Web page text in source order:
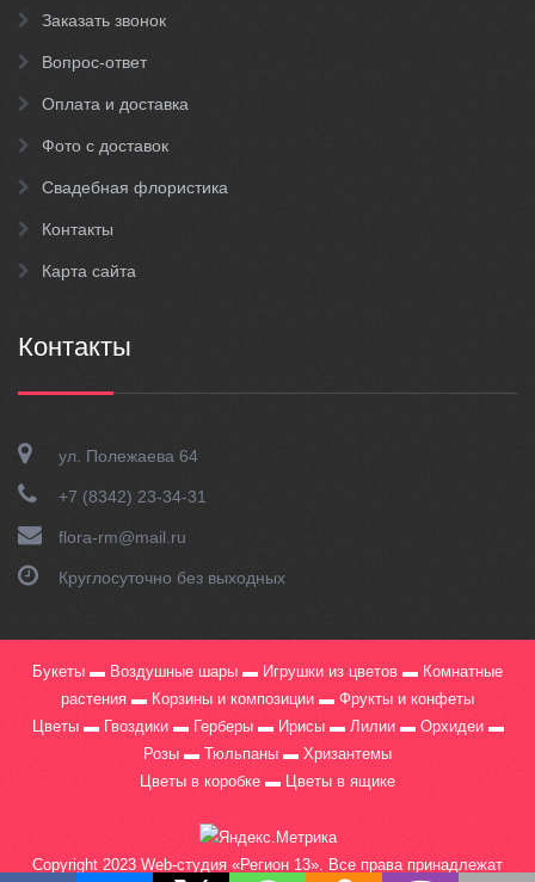
Заказать звонок
Вопрос-ответ
Оплата и доставка
Фото с доставок
Свадебная флористика
Контакты
Карта сайта
Контакты
ул. Полежаева 64
+7 (8342) 23-34-31
flora-rm@mail.ru
Круглосуточно без выходных
Букеты ▬ Воздушные шары ▬ Игрушки из цветов ▬ Комнатные
растения ▬ Корзины и композиции ▬ Фрукты и конфеты
Цветы ▬ Гвоздики ▬ Герберы ▬ Ирисы ▬ Лилии ▬ Орхидеи ▬
Розы ▬ Тюльпаны ▬ Хризантемы
Цветы в коробке ▬ Цветы в ящике
Copyright 2023 Web-студия «Регион 13» . Все права принадлежат